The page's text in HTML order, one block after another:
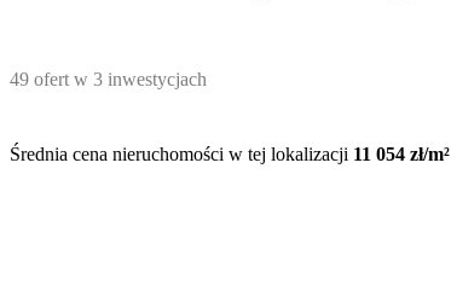
49 ofert w 3 inwestycjach
Średnia cena nieruchomości w tej lokalizacji 11 054 zł/m²